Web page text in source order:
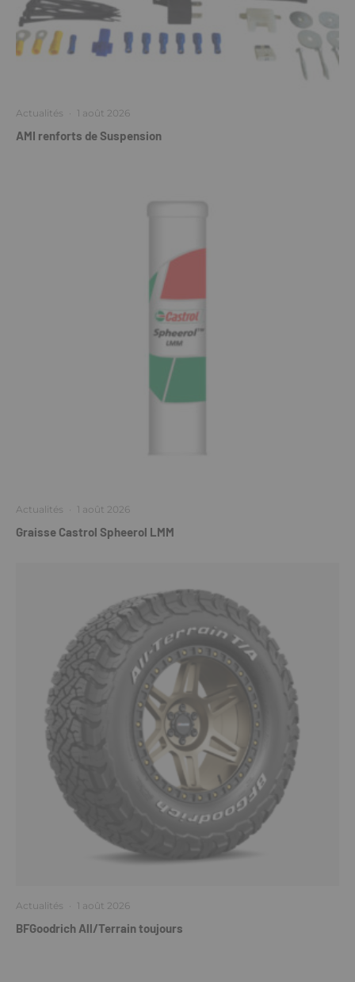
Actualités · 1 août 2026
AMI renforts de Suspension
Actualités · 1 août 2026
Graisse Castrol Spheerol LMM
Actualités · 1 août 2026
BFGoodrich All/Terrain toujours